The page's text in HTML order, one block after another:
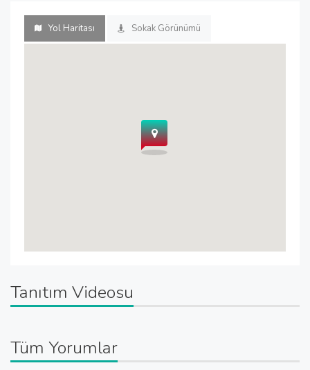
Yol Haritası Sokak Görünümü
Tanıtım Videosu
Tüm Yorumlar